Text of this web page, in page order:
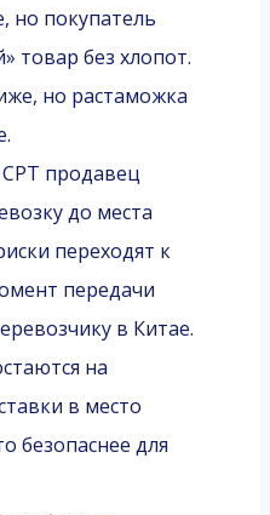
но покупатель
товар без хлопот.
но растаможка
продавец
до места
переходят к
передачи
в Китае.
на
в место
безопаснее для